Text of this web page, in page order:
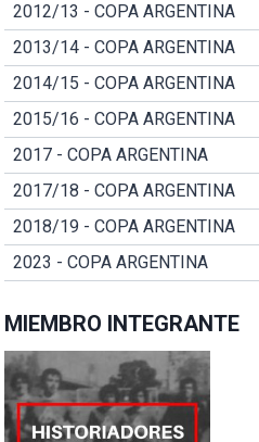
2012/13 - COPA ARGENTINA
2013/14 - COPA ARGENTINA
2014/15 - COPA ARGENTINA
2015/16 - COPA ARGENTINA
2017 - COPA ARGENTINA
2017/18 - COPA ARGENTINA
2018/19 - COPA ARGENTINA
2023 - COPA ARGENTINA
MIEMBRO INTEGRANTE